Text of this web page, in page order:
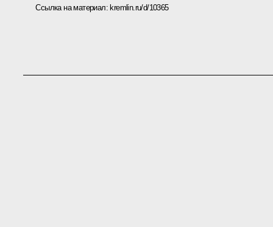
Ссылка на материал:kremlin.ru/d/10365